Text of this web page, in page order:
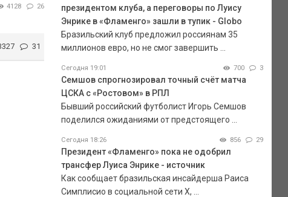
4128 26
31
президентом клуба, а переговоры по Луису
Энрике в «Фламенго» зашли в тупик - Globo
Бразильский клуб предложил россиянам 35
миллионов евро, но не смог завершить ...
Сегодня 19:01 700 3
Семшов спрогнозировал точный счёт матча
ЦСКА с «Ростовом» в РПЛ
Бывший российский футболист Игорь Семшов
поделился ожиданиями от предстоящего ...
Сегодня 18:26 856 29
Президент «Фламенго» пока не одобрил
трансфер Луиса Энрике - источник
Как сообщает бразильская инсайдерша Раиса
Симплисио в социальной сети Х, ...